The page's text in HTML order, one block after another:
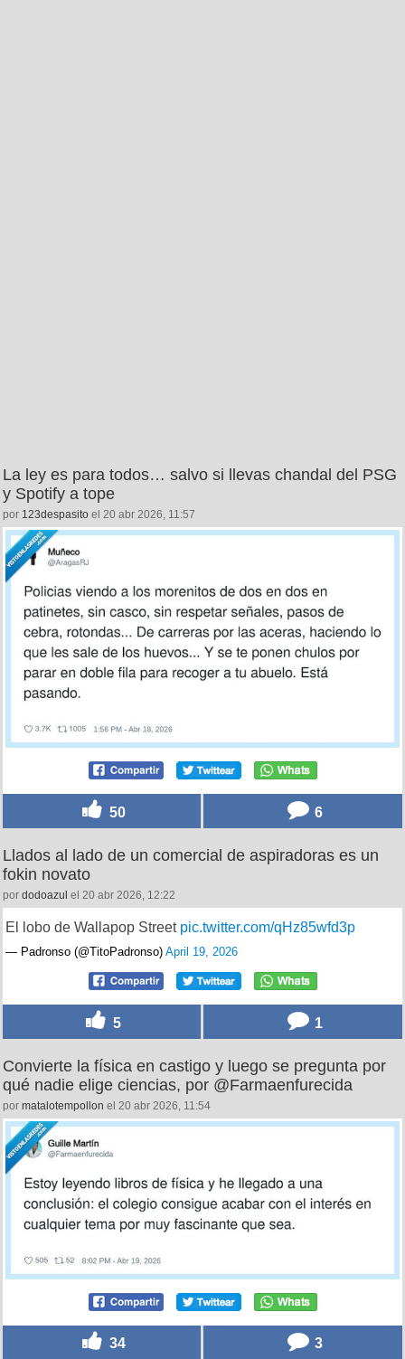
La ley es para todos… salvo si llevas chandal del PSG
y Spotify a tope
por 123despasito el 20 abr 2026, 11:57
50 6
Llados al lado de un comercial de aspiradoras es un
fokin novato
por dodoazul el 20 abr 2026, 12:22
El lobo de Wallapop Street pic.twitter.com/qHz85wfd3p
— Padronso (@TitoPadronso) April 19, 2026
5 1
Convierte la física en castigo y luego se pregunta por
qué nadie elige ciencias, por @Farmaenfurecida
por matalotempollon el 20 abr 2026, 11:54
34 3